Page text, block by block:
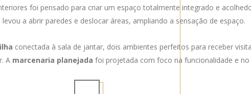
foi pensado para criar um espaço totalmente integrado e
a abrir paredes e deslocar áreas, ampliando a sensação de espaço.
conectada à sala de jantar, dois ambientes perfeitos para receber
A marcenaria planejada foi projetada com foco na funcionalidade e